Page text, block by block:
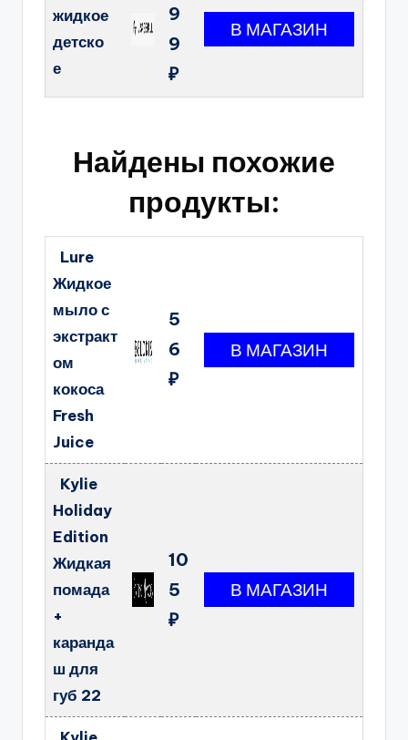
жидкое
детско
е
9
9
₽
Найдены похожие
продукты:
Lure
Жидкое
мыло с
экстракт
ом
кокоса
Fresh
Juice
5
6
₽
Kylie
Holiday
Edition
Жидкая
помада
+
каранда
ш для
губ 22
10
5
₽